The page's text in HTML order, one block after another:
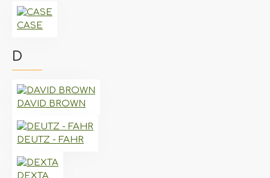
CASE
D
DAVID BROWN
DEUTZ - FAHR
DEXTA